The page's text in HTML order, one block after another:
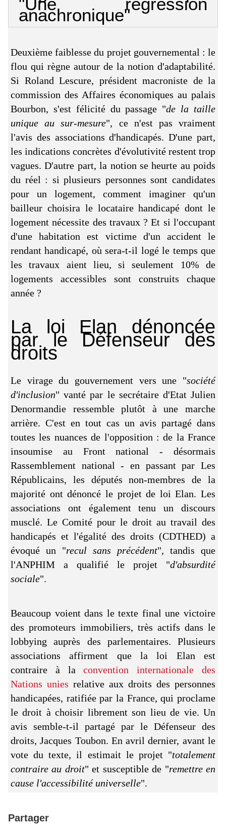
anachronique"
Deuxième faiblesse du projet gouvernemental : le
flou qui règne autour de la notion d'adaptabilité.
Si Roland Lescure, président macroniste de la
commission des Affaires économiques au palais
Bourbon, s'est félicité du passage "de la taille
unique au sur-mesure", ce n'est pas vraiment
l'avis des associations d'handicapés. D'une part,
les indications concrètes d'évolutivité restent trop
vagues. D'autre part, la notion se heurte au poids
du réel : si plusieurs personnes sont candidates
pour un logement, comment imaginer qu'un
bailleur choisira le locataire handicapé dont le
logement nécessite des travaux ? Et si l'occupant
d'une habitation est victime d'un accident le
rendant handicapé, où sera-t-il logé le temps que
les travaux aient lieu, si seulement 10% de
logements accessibles sont construits chaque
année ?
La loi Elan dénoncée
par le Défenseur des
droits
Le virage du gouvernement vers une "société
d'inclusion" vanté par le secrétaire d'Etat Julien
Denormandie ressemble plutôt à une marche
arrière. C'est en tout cas un avis partagé dans
toutes les nuances de l'opposition : de la France
insoumise au Front national - désormais
Rassemblement national - en passant par Les
Républicains, les députés non-membres de la
majorité ont dénoncé le projet de loi Elan. Les
associations ont également tenu un discours
musclé. Le Comité pour le droit au travail des
handicapés et l'égalité des droits (CDTHED) a
évoqué un "recul sans précédent", tandis que
l'ANPHIM a qualifié le projet "d'absurdité
sociale".
Beaucoup voient dans le texte final une victoire
des promoteurs immobiliers, très actifs dans le
lobbying auprès des parlementaires. Plusieurs
associations affirment que la loi Elan est
contraire à la
convention internationale des
Nations unies relative aux droits des personnes
handicapées, ratifiée par la France, qui proclame
le droit à choisir librement son lieu de vie. Un
avis semble-t-il partagé par le Défenseur des
droits, Jacques Toubon. En avril dernier, avant le
vote du texte, il estimait le projet "totalement
contraire au droit" et susceptible de "remettre en
cause l'accessibilité universelle".
Partager